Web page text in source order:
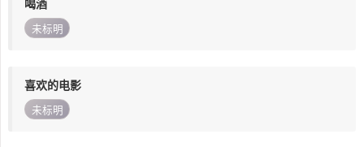
喝酒
未标明
喜欢的电影
未标明